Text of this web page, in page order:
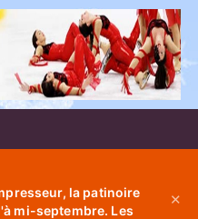
la patinoire
mi-septembre. Les
✕